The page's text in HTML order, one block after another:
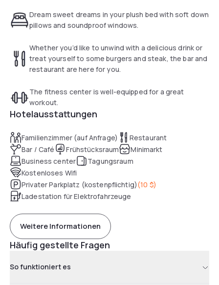
Dream sweet dreams in your plush bed with soft down
pillows and soundproof windows.
Whether you’d like to unwind with a delicious drink or
treat yourself to some burgers and steak, the bar and
restaurant are here for you.
The fitness center is well-equipped for a great
workout.
Hotelausstattungen
Familienzimmer (auf Anfrage)
Restaurant
Bar / Café
Frühstücksraum
Minimarkt
Business center
Tagungsraum
Kostenloses Wifi
Privater Parkplatz (kostenpflichtig)(10 $)
Ladestation für Elektrofahrzeuge
Weitere Informationen
Häufig gestellte Fragen
So funktioniert es